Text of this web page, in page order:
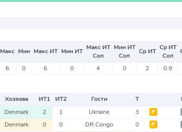
Макс Мин Макс ИТ Мин ИТ Макс ИТ
Соп
Мин ИТ
Соп
Ср ИТ Ср ИТ
Соп
6 0 6 0 4 0 2 0.9
Хозяева ИТ1 ИТ2 Гости Т
Denmark 2 1 Ukraine 3 Р
Denmark 0 0 DR Congo 0 Р